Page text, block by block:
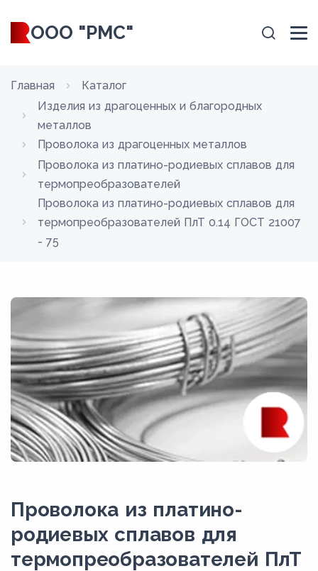
ООО "РМС"
Главная
Каталог
Изделия из драгоценных и благородных
металлов
Проволока из драгоценных металлов
Проволока из платино-родиевых сплавов для
термопреобразователей
Проволока из платино-родиевых сплавов для
термопреобразователей ПлТ 0.14 ГОСТ 21007
- 75
Проволока из платино-
родиевых сплавов для
термопреобразователей ПлТ